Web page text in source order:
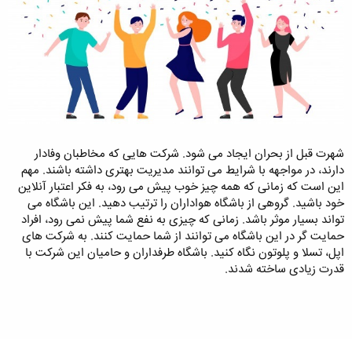
شهرت قبل از بحران ایجاد می شود. شرکت هایی که مخاطبان وفادار
دارند، در مواجهه با شرایط می توانند مدیریت بهتری داشته باشند. مهم
این است که زمانی که همه چیز خوب پیش می رود، به فکر اعتبار آنلاین
خود باشید. گروهی از باشگاه هواداران را ترتیب دهید. این باشگاه می
تواند بسیار موثر باشد. زمانی که چیزی به نفع شما پیش نمی رود، افراد
حمایت گر در این باشگاه می توانند از شما حمایت کنند. به شرکت های
اپل، تسلا و پلوتون نگاه کنید. باشگاه طرفداران و حامیان این شرکت با
قدرت زیادی ساخته شدند.